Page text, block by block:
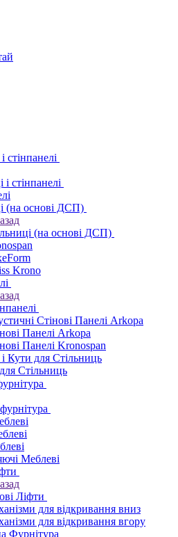
стінпанелі
і стінпанелі
(на основі ДСП)
(на основі ДСП)
Krono
Стінові Панелі Аrkopa
Панелі Arkopa
Панелі Kronospan
Кути для Стільниць
Стільниць
Меблеві
Ліфти
для відкривання вниз
для відкривання вгору
Фурнітура